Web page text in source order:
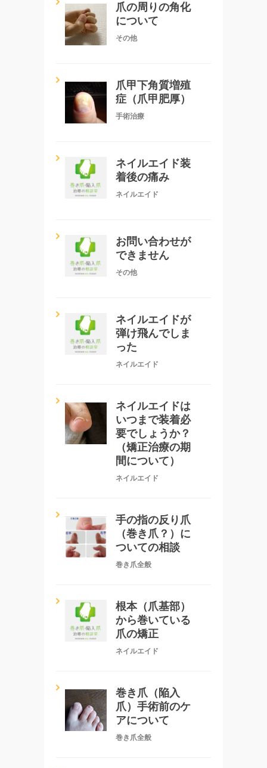
爪の周りの角化
について
その他
爪甲下角質増殖
症（爪甲肥厚）
手術治療
ネイルエイド装
着後の痛み
ネイルエイド
お問い合わせが
できません
その他
ネイルエイドが
弾け飛んでしま
った
ネイルエイド
ネイルエイドは
いつまで装着必
要でしょうか？
（矯正治療の期
間について）
ネイルエイド
手の指の反り爪
（巻き爪？）に
ついての相談
巻き爪全般
根本（爪基部）
から巻いている
爪の矯正
ネイルエイド
巻き爪（陥入
爪）手術前のケ
アについて
巻き爪全般